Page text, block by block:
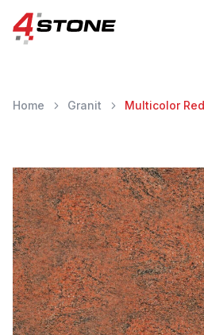
Home Granit Multicolor Red